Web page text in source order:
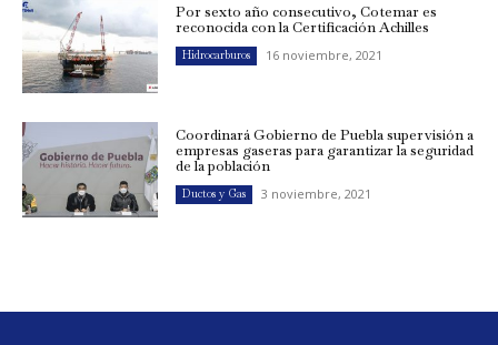
Por sexto año consecutivo, Cotemar es
reconocida con la Certificación Achilles
Hidrocarburos 16 noviembre, 2021
Coordinará Gobierno de Puebla supervisión a
empresas gaseras para garantizar la seguridad
de la población
Ductos y Gas 3 noviembre, 2021